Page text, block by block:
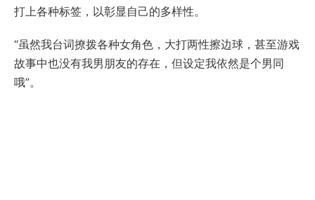
打上各种标签，以彰显自己的多样性。
“虽然我台词撩拨各种女角色，大打两性擦边球，甚至游戏
故事中也没有我男朋友的存在，但设定我依然是个男同
哦”。